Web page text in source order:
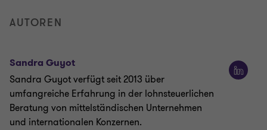
AUTOREN
Sandra Guyot
Sandra Guyot verfügt seit 2013 über
umfangreiche Erfahrung in der lohnsteuerlichen
Beratung von mittelständischen Unternehmen
und internationalen Konzernen.